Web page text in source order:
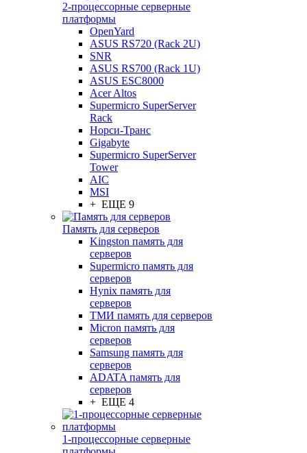
2-процессорные серверные
платформы
OpenYard
ASUS RS720 (Rack 2U)
SNR
ASUS RS700 (Rack 1U)
ASUS ESC8000
Acer Altos
Supermicro SuperServer
Rack
Норси-Транс
Gigabyte
Supermicro SuperServer
Tower
AIC
MSI
+ ЕЩЕ 9
Память для серверов
Kingston память для
серверов
Supermicro память для
серверов
Hynix память для
серверов
ТМИ память для серверов
Micron память для
серверов
Samsung память для
серверов
ADATA память для
серверов
+ ЕЩЕ 4
1-процессорные серверные